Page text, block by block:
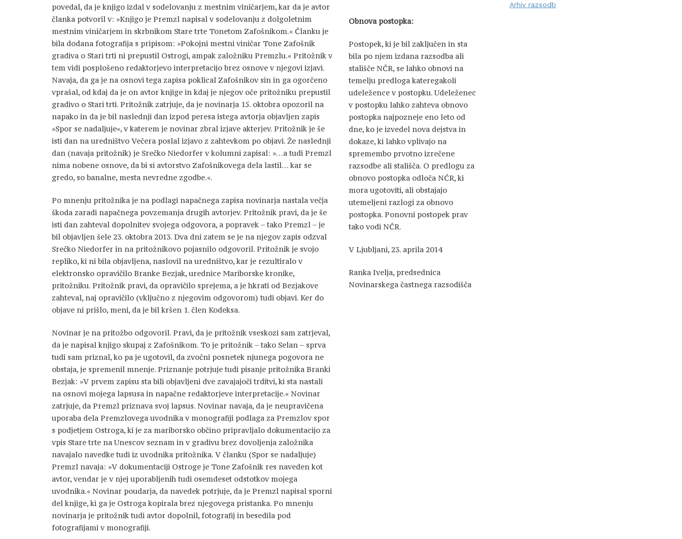
povedal, da je knjigo izdal v sodelovanju z mestnim viničarjem, kar da je avtor
članka potvoril v: »Knjigo je Premzl napisal v sodelovanju z dolgoletnim
mestnim viničarjem in skrbnikom Stare trte Tonetom Zafošnikom.« Članku je
bila dodana fotografija s pripisom: »Pokojni mestni viničar Tone Zafošnik
gradiva o Stari trti ni prepustil Ostrogi, ampak založniku Premzlu.« Pritožnik v
tem vidi posplošeno redaktorjevo interpretacijo brez osnove v njegovi izjavi.
Navaja, da ga je na osnovi tega zapisa poklical Zafošnikov sin in ga ogorčeno
vprašal, od kdaj da je on avtor knjige in kdaj je njegov oče pritožniku prepustil
gradivo o Stari trti. Pritožnik zatrjuje, da je novinarja 15. oktobra opozoril na
napako in da je bil naslednji dan izpod peresa istega avtorja objavljen zapis
»Spor se nadaljuje«, v katerem je novinar zbral izjave akterjev. Pritožnik je še
isti dan na uredništvo Večera poslal izjavo z zahtevkom po objavi. Že naslednji
dan (navaja pritožnik) je Srečko Niedorfer v kolumni zapisal: »…a tudi Premzl
nima nobene osnove, da bi si avtorstvo Zafošnikovega dela lastil… kar se
gredo, so banalne, mesta nevredne zgodbe.«.
Po mnenju pritožnika je na podlagi napačnega zapisa novinarja nastala večja
škoda zaradi napačnega povzemanja drugih avtorjev. Pritožnik pravi, da je še
isti dan zahteval dopolnitev svojega odgovora, a popravek – tako Premzl – je
bil objavljen šele 23. oktobra 2013. Dva dni zatem se je na njegov zapis odzval
Srečko Niedorfer in na pritožnikovo pojasnilo odgovoril. Pritožnik je svojo
repliko, ki ni bila objavljena, naslovil na uredništvo, kar je rezultiralo v
elektronsko opravičilo Branke Bezjak, urednice Mariborske kronike,
pritožniku. Pritožnik pravi, da opravičilo sprejema, a je hkrati od Bezjakove
zahteval, naj opravičilo (vključno z njegovim odgovorom) tudi objavi. Ker do
objave ni prišlo, meni, da je bil kršen 1. člen Kodeksa.
Novinar je na pritožbo odgovoril. Pravi, da je pritožnik vseskozi sam zatrjeval,
da je napisal knjigo skupaj z Zafošnikom. To je pritožnik – tako Selan – sprva
tudi sam priznal, ko pa je ugotovil, da zvočni posnetek njunega pogovora ne
obstaja, je spremenil mnenje. Priznanje potrjuje tudi pisanje pritožnika Branki
Bezjak: »V prvem zapisu sta bili objavljeni dve zavajajoči trditvi, ki sta nastali
na osnovi mojega lapsusa in napačne redaktorjeve interpretacije.« Novinar
zatrjuje, da Premzl priznava svoj lapsus. Novinar navaja, da je neupravičena
uporaba dela Premzlovega uvodnika v monografiji podlaga za Premzlov spor
s podjetjem Ostroga, ki je za mariborsko občino pripravljalo dokumentacijo za
vpis Stare trte na Unescov seznam in v gradivu brez dovoljenja založnika
navajalo navedke tudi iz uvodnika pritožnika. V članku (Spor se nadaljuje)
Premzl navaja: »V dokumentaciji Ostroge je Tone Zafošnik res naveden kot
avtor, vendar je v njej uporabljenih tudi osemdeset odstotkov mojega
uvodnika.« Novinar poudarja, da navedek potrjuje, da je Premzl napisal sporni
del knjige, ki ga je Ostroga kopirala brez njegovega pristanka. Po mnenju
novinarja je pritožnik tudi avtor dopolnil, fotografij in besedila pod
fotografijami v monografiji.
Obnova postopka:
Postopek, ki je bil zaključen in sta
bila po njem izdana razsodba ali
stališče NČR, se lahko obnovi na
temelju predloga kateregakoli
udeležence v postopku. Udeleženec
v postopku lahko zahteva obnovo
postopka najpozneje eno leto od
dne, ko je izvedel nova dejstva in
dokaze, ki lahko vplivajo na
spremembo prvotno izrečene
razsodbe ali stališča. O predlogu za
obnovo postopka odloča NČR, ki
mora ugotoviti, ali obstajajo
utemeljeni razlogi za obnovo
postopka. Ponovni postopek prav
tako vodi NČR.
V Ljubljani, 23. aprila 2014
Ranka Ivelja, predsednica
Novinarskega častnega razsodišča
Arhiv razsodb